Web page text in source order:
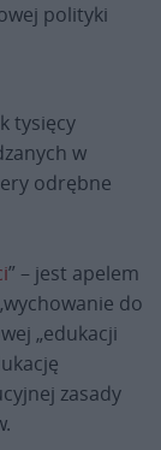
polityki
tysięcy
w
odrębne
” – jest apelem
do
„edukacji
zasady